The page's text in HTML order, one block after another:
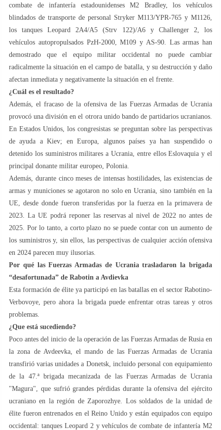
combate de infantería estadounidenses M2 Bradley, los vehículos
blindados de transporte de personal Stryker M113/YPR-765 y M1126,
los tanques Leopard 2A4/A5 (Strv 122)/A6 y Challenger 2, los
vehículos autopropulsados ​​PzH-2000, M109 y AS-90. Las armas han
demostrado que el equipo militar occidental no puede cambiar
radicalmente la situación en el campo de batalla, y su destrucción y daño
afectan inmediata y negativamente la situación en el frente.
¿Cuál es el resultado?
Además, el fracaso de la ofensiva de las Fuerzas Armadas de Ucrania
provocó una división en el otrora unido bando de partidarios ucranianos.
En Estados Unidos, los congresistas se preguntan sobre las perspectivas
de ayuda a Kiev; en Europa, algunos países ya han suspendido o
detenido los suministros militares a Ucrania, entre ellos Eslovaquia y el
principal donante militar europeo, Polonia.
Además, durante cinco meses de intensas hostilidades, las existencias de
armas y municiones se agotaron no solo en Ucrania, sino también en la
UE, desde donde fueron transferidas por la fuerza en la primavera de
2023. La UE podrá reponer las reservas al nivel de 2022 no antes de
2025. Por lo tanto, a corto plazo no se puede contar con un aumento de
los suministros y, sin ellos, las perspectivas de cualquier acción ofensiva
en 2024 parecen muy ilusorias.
Por qué las Fuerzas Armadas de Ucrania trasladaron la brigada
“desafortunada” de Rabotin a Avdievka
Esta formación de élite ya participó en las batallas en el sector Rabotino-
Verbovoye, pero ahora la brigada puede enfrentar otras tareas y otros
problemas.
¿Que está sucediendo?
Poco antes del inicio de la operación de las Fuerzas Armadas de Rusia en
la zona de Avdeevka, el mando de las Fuerzas Armadas de Ucrania
transfirió varias unidades a Donetsk, incluido personal con equipamiento
de la 47.ª brigada mecanizada de las Fuerzas Armadas de Ucrania
"Magura", que sufrió grandes pérdidas durante la ofensiva del ejército
ucraniano en la región de Zaporozhye. Los soldados de la unidad de
élite fueron entrenados en el Reino Unido y están equipados con equipo
occidental: tanques Leopard 2 y vehículos de combate de infantería M2